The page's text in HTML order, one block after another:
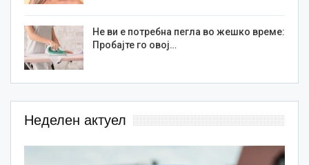
Не ви е потребна пегла во жешко време:
Пробајте го овој…
Неделен актуел